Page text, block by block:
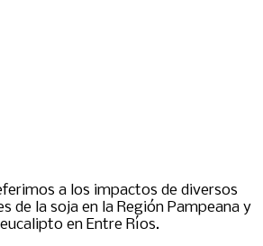
a los impactos de diversos
de la soja en la Región Pampeana y
en Entre Ríos.